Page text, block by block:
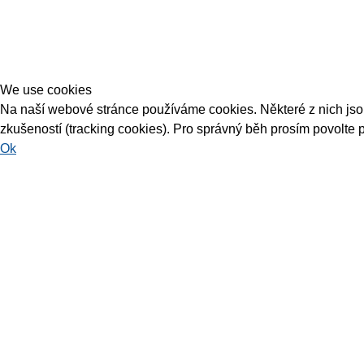
We use cookies
Na naší webové stránce používáme cookies. Některé z nich
zkušeností (tracking cookies). Pro správný běh prosím povolte
Ok